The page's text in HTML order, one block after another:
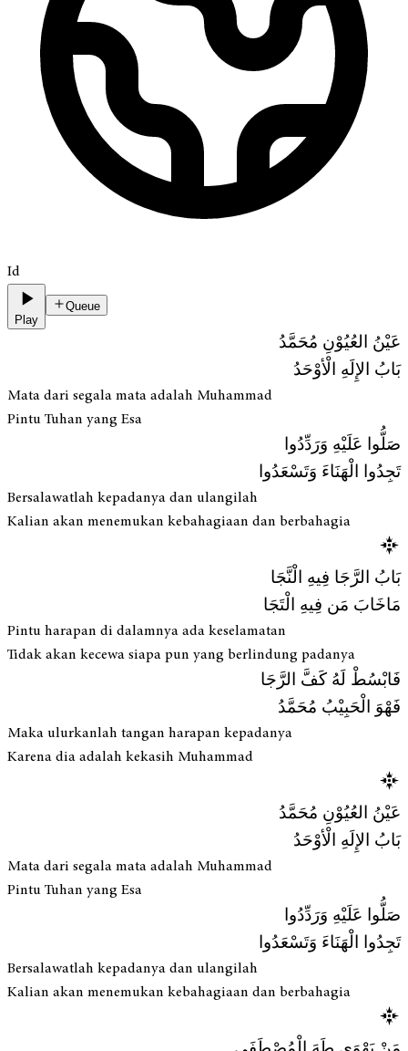
Id
Play
Queue
عَيْنُ العُيُوْنِ مُحَمَّدُ
بَابُ الإِلَهِ الْأوْحَدُ
Mata dari segala mata adalah Muhammad
Pintu Tuhan yang Esa
صَلُّوا عَلَيْهِ وَرَدِّدُوا
تَجِدُوا الْهَنَاءَ وَتَسْعَدُوا
Bersalawatlah kepadanya dan ulangilah
Kalian akan menemukan kebahagiaan dan berbahagia
بَابُ الرَّجَا فِيهِ الْنَّجَا
مَاخَابَ مَن فِيهِ الْتَجَا
Pintu harapan di dalamnya ada keselamatan
Tidak akan kecewa siapa pun yang berlindung padanya
فَابْسُطْ لَهُ كَفَّ الرَّجَا
فَهْوَ الْحَبِيْبُ مُحَمَّدُ
Maka ulurkanlah tangan harapan kepadanya
Karena dia adalah kekasih Muhammad
عَيْنُ العُيُوْنِ مُحَمَّدُ
بَابُ الإِلَهِ الْأوْحَدُ
Mata dari segala mata adalah Muhammad
Pintu Tuhan yang Esa
صَلُّوا عَلَيْهِ وَرَدِّدُوا
تَجِدُوا الْهَنَاءَ وَتَسْعَدُوا
Bersalawatlah kepadanya dan ulangilah
Kalian akan menemukan kebahagiaan dan berbahagia